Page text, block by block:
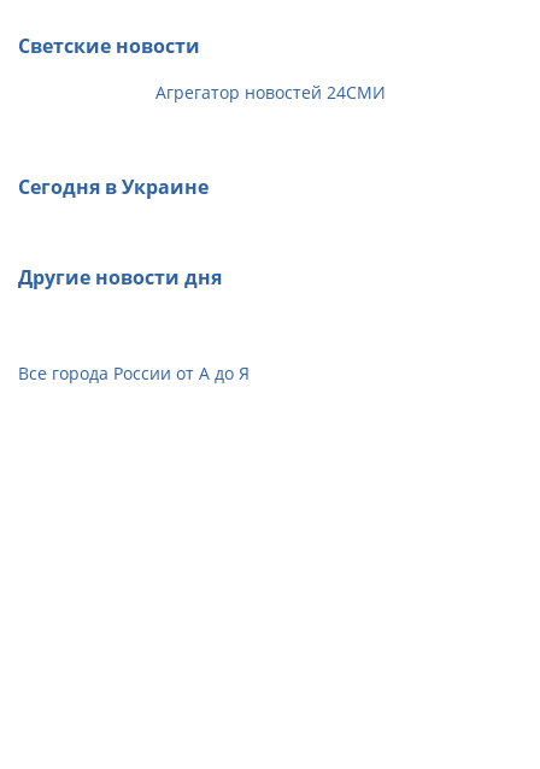
Светские новости
Агрегатор новостей 24СМИ
Сегодня в Украине
Другие новости дня
Все города России от А до Я